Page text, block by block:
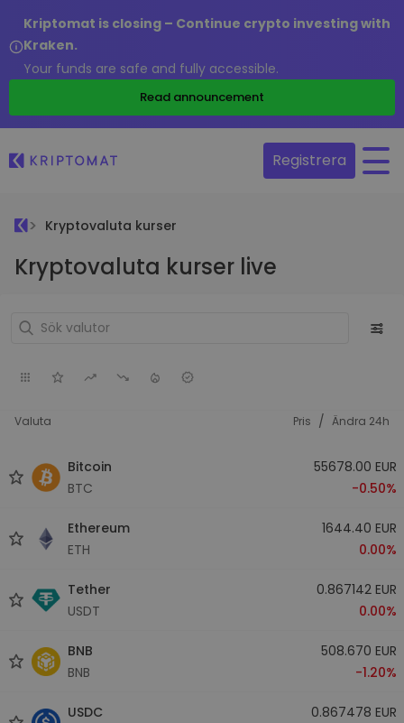
Kriptomat is closing – Continue crypto investing with
Kraken.
Your funds are safe and fully accessible.
Read announcement
Registrera
Kryptovaluta kurser
Kryptovaluta kurser live
Valuta Pris / Ändra 24h
Bitcoin
BTC
55678.00 EUR
-0.50%
Ethereum
ETH
1644.40 EUR
0.00%
Tether
USDT
0.867142 EUR
0.00%
BNB
BNB
508.670 EUR
-1.20%
USDC
0.867478 EUR